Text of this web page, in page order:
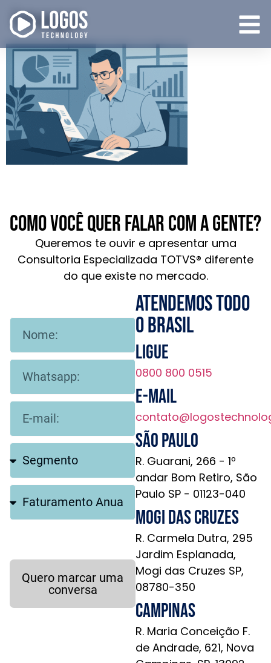
image
Como você quer falar com a gente?
Queremos te ouvir e apresentar uma
Consultoria Especializada TOTVS® diferente
do que existe no mercado.
Quero marcar uma
conversa
Atendemos todo
o brasil
Ligue
0800 800 0515
E-mail
São Paulo
R. Guarani, 266 - 1º
andar Bom Retiro, São
Paulo SP - 01123-040
Mogi das Cruzes
R. Carmela Dutra, 295
Jardim Esplanada,
Mogi das Cruzes SP,
08780-350
Campinas
R. Maria Conceição F.
de Andrade, 621, Nova